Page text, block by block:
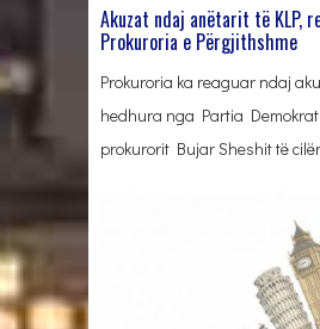
Akuzat ndaj anëtarit të KLP,
Prokuroria e Përgjithshme
Prokuroria ka reaguar ndaj
hedhura nga Partia
prokurorit Bujar Sheshit të